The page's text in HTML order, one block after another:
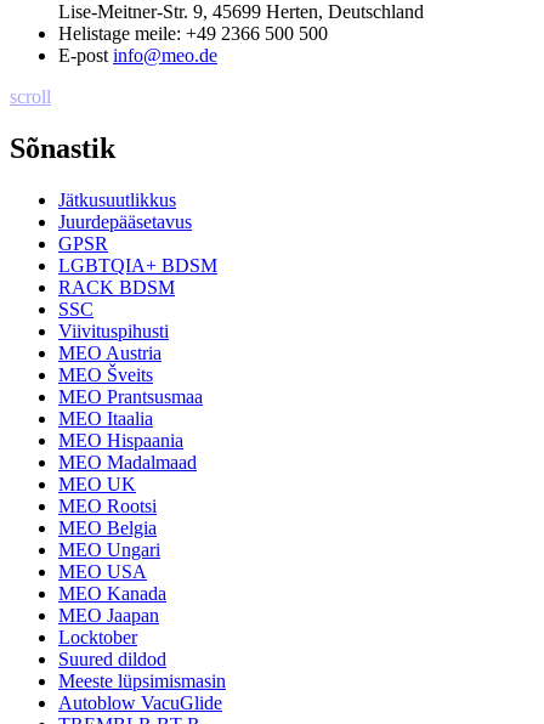
Lise-Meitner-Str. 9, 45699 Herten, Deutschland
Helistage meile: +49 2366 500 500
E-post info@meo.de
scroll
Sõnastik
Jätkusuutlikkus
Juurdepääsetavus
GPSR
LGBTQIA+ BDSM
RACK BDSM
SSC
Viivituspihusti
MEO Austria
MEO Šveits
MEO Prantsusmaa
MEO Itaalia
MEO Hispaania
MEO Madalmaad
MEO UK
MEO Rootsi
MEO Belgia
MEO Ungari
MEO USA
MEO Kanada
MEO Jaapan
Locktober
Suured dildod
Meeste lüpsimismasin
Autoblow VacuGlide